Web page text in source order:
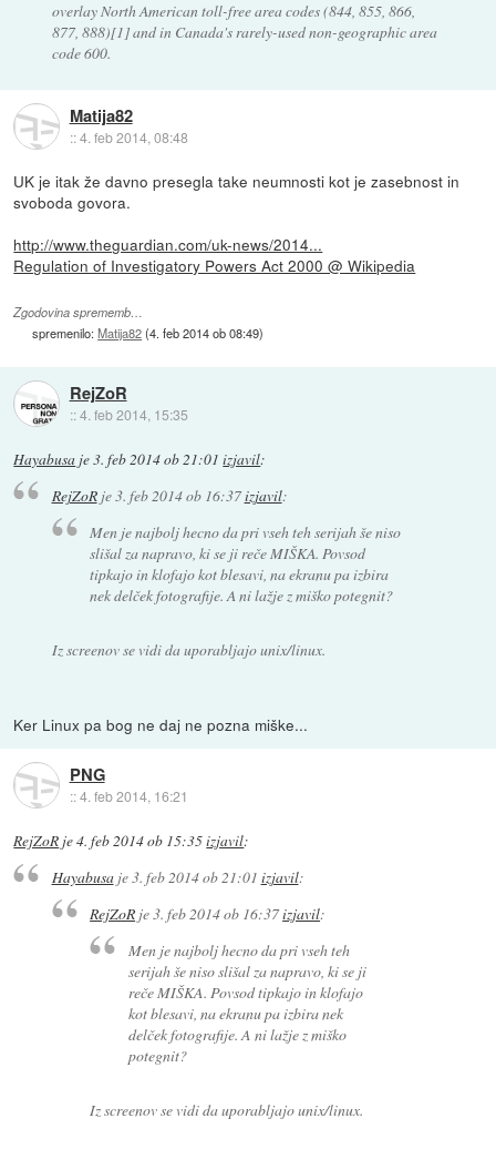
overlay North American toll-free area codes (844, 855, 866,
877, 888)[1] and in Canada's rarely-used non-geographic area
code 600.
Matija82
::4. feb 2014, 08:48
UK je itak že davno presegla take neumnosti kot je zasebnost in
svoboda govora.
http://www.theguardian.com/uk-news/2014...
Regulation of Investigatory Powers Act 2000 @ Wikipedia
Zgodovina sprememb…
spremenilo:Matija82(4. feb 2014 ob 08:49)
RejZoR
::4. feb 2014, 15:35
Hayabusa je3. feb 2014 ob 21:01 izjavil:
RejZoRje3. feb 2014 ob 16:37izjavil:
Men je najbolj hecno da pri vseh teh serijah še niso
slišal za napravo, ki se ji reče MIŠKA. Povsod
tipkajo in klofajo kot blesavi, na ekranu pa izbira
nek delček fotografije. A ni lažje z miško potegnit?
Iz screenov se vidi da uporabljajo unix/linux.
Ker Linux pa bog ne daj ne pozna miške...
PNG
::4. feb 2014, 16:21
RejZoR je4. feb 2014 ob 15:35izjavil:
Hayabusaje3. feb 2014 ob 21:01 izjavil:
RejZoR je3. feb 2014 ob 16:37izjavil:
Men je najbolj hecno da pri vseh teh
serijah še niso slišal za napravo, ki se ji
reče MIŠKA. Povsod tipkajo in klofajo
kot blesavi, na ekranu pa izbira nek
delček fotografije. A ni lažje z miško
potegnit?
Iz screenov se vidi da uporabljajo unix/linux.